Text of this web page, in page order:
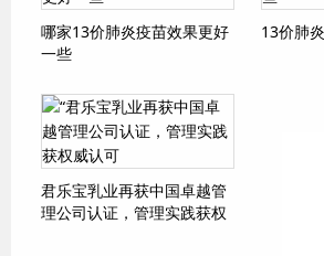
哪家13价肺炎疫苗效果更好
一些
13价肺
君乐宝乳业再获中国卓越管
理公司认证，管理实践获权